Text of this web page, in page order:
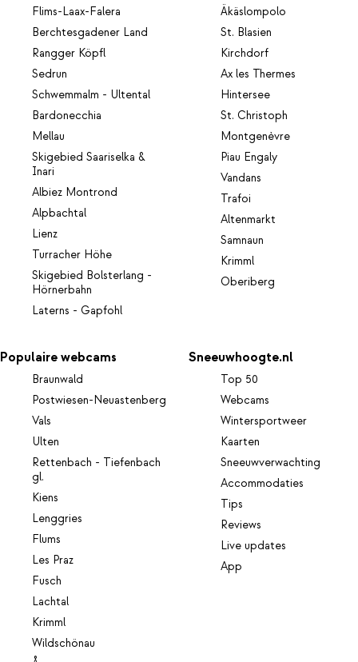
Flims-Laax-Falera
Berchtesgadener Land
Rangger Köpfl
Sedrun
Schwemmalm - Ultental
Bardonecchia
Mellau
Skigebied Saariselka &
Inari
Albiez Montrond
Alpbachtal
Lienz
Turracher Höhe
Skigebied Bolsterlang -
Hörnerbahn
Laterns - Gapfohl
Äkäslompolo
St. Blasien
Kirchdorf
Ax les Thermes
Hintersee
St. Christoph
Montgenèvre
Piau Engaly
Vandans
Trafoi
Altenmarkt
Samnaun
Krimml
Oberiberg
Populaire webcams
Braunwald
Postwiesen-Neuastenberg
Vals
Ulten
Rettenbach - Tiefenbach
gl.
Kiens
Lenggries
Flums
Les Praz
Fusch
Lachtal
Krimml
Wildschönau
Sneeuwhoogte.nl
Top 50
Webcams
Wintersportweer
Kaarten
Sneeuwverwachting
Accommodaties
Tips
Reviews
Live updates
App